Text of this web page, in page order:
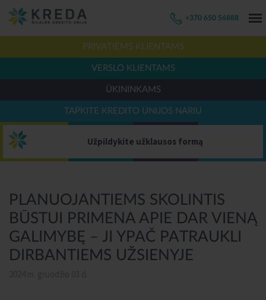
+370 650 56888
PRIVATIEMS KLIENTAMS
VERSLO KLIENTAMS
ŪKININKAMS
TAPKITE KREDITO UNIJOS NARIU
Užpildykite užklausos formą
PLANUOJANTIEMS SKOLINTIS
BŪSTUI PRIMENA APIE DAR VIENĄ
GALIMYBĘ – JI YPAČ PATRAUKLI
DIRBANTIEMS UŽSIENYJE